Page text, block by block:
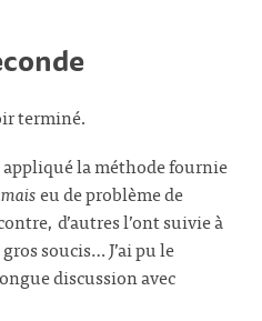
terminé.
appliqué la méthode fournie
eu de problème de
d’autres l’ont suivie à
soucis… J’ai pu le
discussion avec